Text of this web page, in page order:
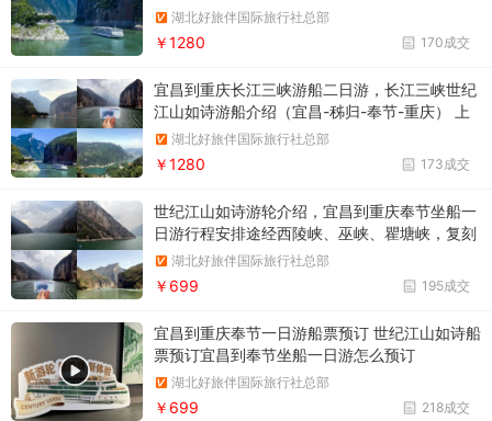
归-宜昌）下水二日游，游览白帝城·瞿塘峡景
区，看尽西陵峡、巫峡、瞿塘峡
湖北好旅伴国际旅行社总部
170成交
￥1280
宜昌到重庆长江三峡游船二日游，长江三峡世纪
江山如诗游船介绍（宜昌-秭归-奉节-重庆） 上
水二日游，主要景点：西陵峡、巫峡、瞿塘峡、
白帝城
湖北好旅伴国际旅行社总部
173成交
￥1280
世纪江山如诗游轮介绍，宜昌到重庆奉节坐船一
日游行程安排途经西陵峡、巫峡、瞿塘峡，复刻
李白笔下的“千里江陵一日还”
湖北好旅伴国际旅行社总部
195成交
￥699
宜昌到重庆奉节一日游船票预订 世纪江山如诗船
票预订宜昌到奉节坐船一日游怎么预订
湖北好旅伴国际旅行社总部
218成交
￥699